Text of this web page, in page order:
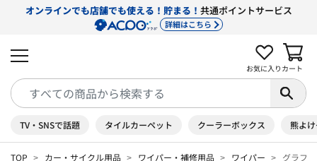
オンラインでも店舗でも使える！貯まる！ 共通ポイントサービス
詳細はこちら
お気に入り カート
TV・SNSで話題 タイルカーペット クーラーボックス 熊よ
TOP カー・サイクル用品 ワイパー・補修用品 ワイパー グラフ